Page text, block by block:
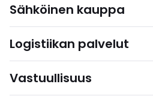
Sähköinen kauppa
Logistiikan palvelut
Vastuullisuus